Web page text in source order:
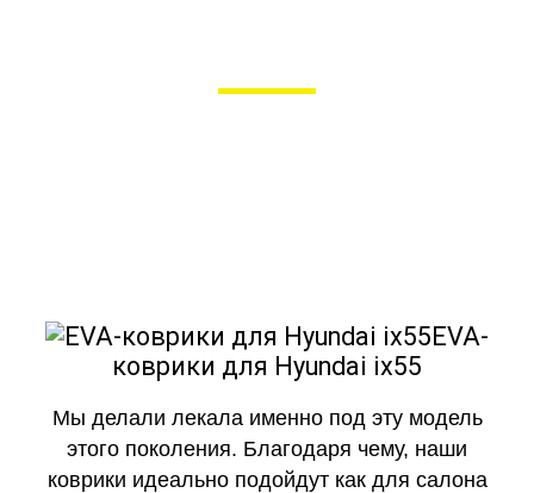
EVA-
коврики для Hyundai ix55
Мы делали лекала именно под эту модель
этого поколения. Благодаря чему, наши
коврики идеально подойдут как для салона